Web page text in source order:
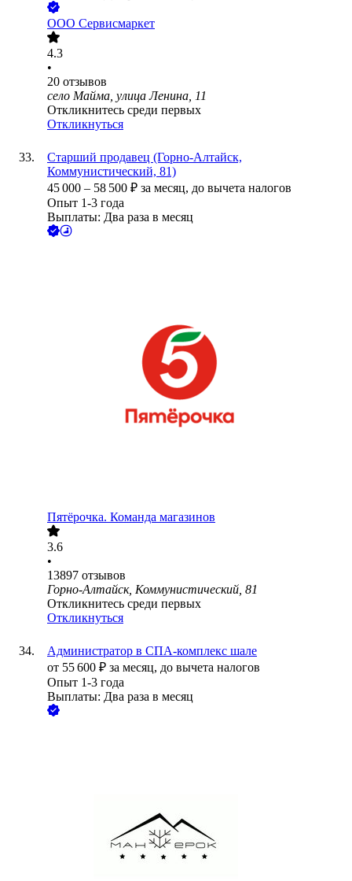
ООО Сервисмаркет
4.3
•
20 отзывов
село Майма, улица Ленина, 11
Откликнитесь среди первых
Откликнуться
Старший продавец (Горно-Алтайск,
Коммунистический, 81)
45 000 – 58 500 ₽ за месяц, до вычета налогов
Опыт 1-3 года
Выплаты: Два раза в месяц
Пятёрочка. Команда магазинов
3.6
•
13897 отзывов
Горно-Алтайск, Коммунистический, 81
Откликнитесь среди первых
Откликнуться
Администратор в СПА-комплекс шале
от 55 600 ₽ за месяц, до вычета налогов
Опыт 1-3 года
Выплаты: Два раза в месяц